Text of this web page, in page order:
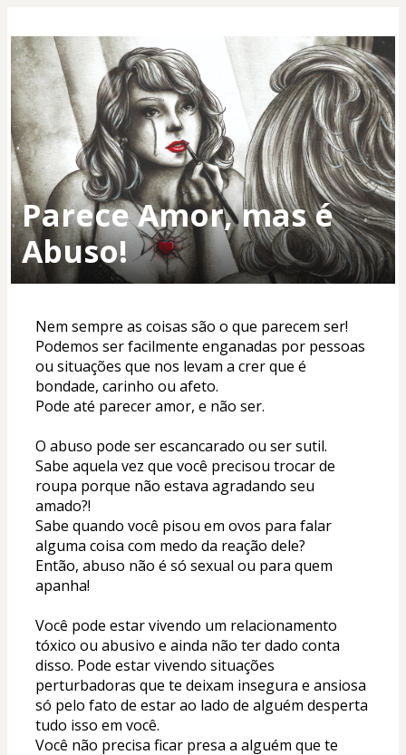
Parece Amor, mas é
Abuso!
Nem sempre as coisas são o que parecem ser!
Podemos ser facilmente enganadas por pessoas
ou situações que nos levam a crer que é
bondade, carinho ou afeto.
Pode até parecer amor, e não ser.
O abuso pode ser escancarado ou ser sutil.
Sabe aquela vez que você precisou trocar de
roupa porque não estava agradando seu
amado?!
Sabe quando você pisou em ovos para falar
alguma coisa com medo da reação dele?
Então, abuso não é só sexual ou para quem
apanha!
Você pode estar vivendo um relacionamento
tóxico ou abusivo e ainda não ter dado conta
disso. Pode estar vivendo situações
perturbadoras que te deixam insegura e ansiosa
só pelo fato de estar ao lado de alguém desperta
tudo isso em você.
Você não precisa ficar presa a alguém que te